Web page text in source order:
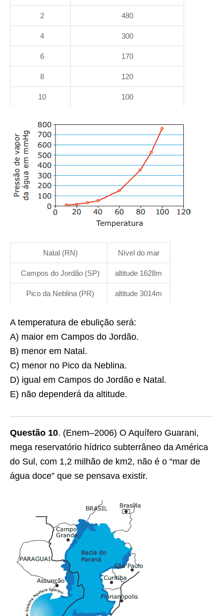
2 480
4 300
6 170
8 120
10 100
Natal (RN) Nível do mar
Campos do Jordão (SP) altitude 1628m
Pico da Neblina (PR) altitude 3014m
A temperatura de ebulição será:
A) maior em Campos do Jordão.
B) menor em Natal.
C) menor no Pico da Neblina.
D) igual em Campos do Jordão e Natal.
E) não dependerá da altitude.
Questão 10. (Enem–2006) O Aquífero Guarani,
mega reservatório hídrico subterrâneo da América
do Sul, com 1,2 milhão de km2, não é o “mar de
água doce” que se pensava existir.